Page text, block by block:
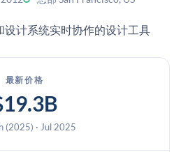
设计系统实时协作的设计工具
最新价格
(2025) · Jul 2025